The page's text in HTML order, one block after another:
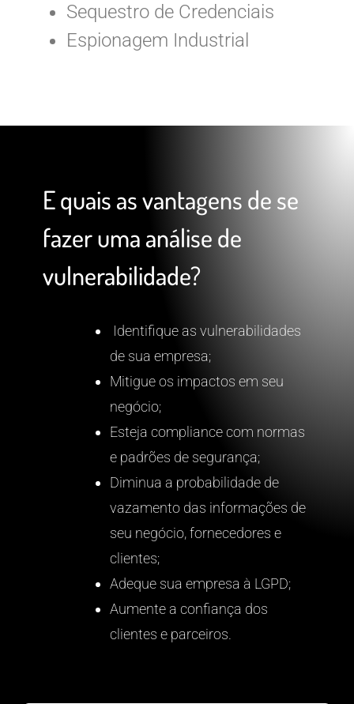
Sequestro de Credenciais
Espionagem Industrial
E quais as vantagens de se
fazer uma análise de
vulnerabilidade?
Identifique as vulnerabilidades
de sua empresa;
Mitigue os impactos em seu
negócio;
Esteja compliance com normas
e padrões de segurança;
Diminua a probabilidade de
vazamento das informações de
seu negócio, fornecedores e
clientes;
Adeque sua empresa à LGPD;
Aumente a confiança dos
clientes e parceiros.